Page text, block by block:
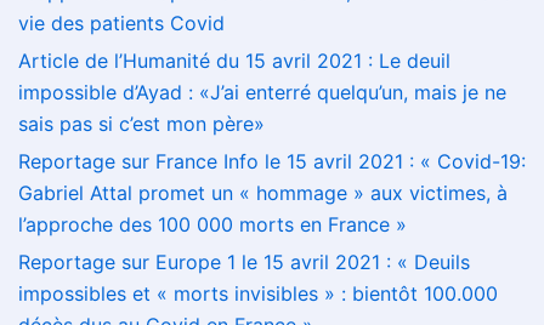
vie des patients Covid
Article de l’Humanité du 15 avril 2021 : Le deuil
impossible d’Ayad : «J’ai enterré quelqu’un, mais je ne
sais pas si c’est mon père»
Reportage sur France Info le 15 avril 2021 : « Covid-19:
Gabriel Attal promet un « hommage » aux victimes, à
l’approche des 100 000 morts en France »
Reportage sur Europe 1 le 15 avril 2021 : « Deuils
impossibles et « morts invisibles » : bientôt 100.000